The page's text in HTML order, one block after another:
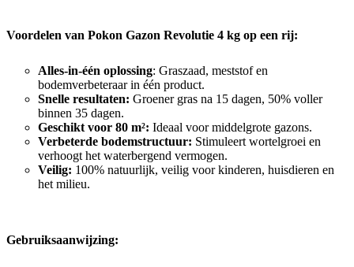
Voordelen van Pokon Gazon Revolutie 4 kg op een rij:
Alles-in-één oplossing: Graszaad, meststof en
bodemverbeteraar in één product.
Snelle resultaten: Groener gras na 15 dagen, 50% voller
binnen 35 dagen.
Geschikt voor 80 m²: Ideaal voor middelgrote gazons.
Verbeterde bodemstructuur: Stimuleert wortelgroei en
verhoogt het waterbergend vermogen.
Veilig: 100% natuurlijk, veilig voor kinderen, huisdieren en
het milieu.
Gebruiksaanwijzing: